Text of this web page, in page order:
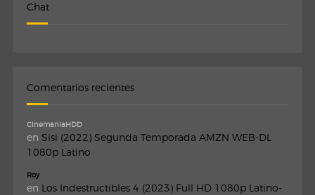
Chat
Comentarios recientes
CinemaniaHDD
en Sisi (2022) Segunda Temporada AMZN WEB-DL
1080p Latino
Roy
en Los Indestructibles 4 (2023) Full HD 1080p Latino-